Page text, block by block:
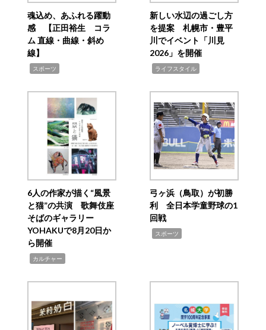
魂込め、あふれる躍動
感 【正田裕生 コラ
ム 直線・曲線・斜め
線】
スポーツ
新しい水辺の過ごし方
を提案 札幌市・豊平
川でイベント「川見
2026」を開催
ライフスタイル
6人の作家が描く“風景
と猫”の共演 歌舞伎座
そばのギャラリー
YOHAKUで8月20日か
ら開催
カルチャー
弓ヶ浜（鳥取）が初勝
利 全日本学童野球の1
回戦
スポーツ